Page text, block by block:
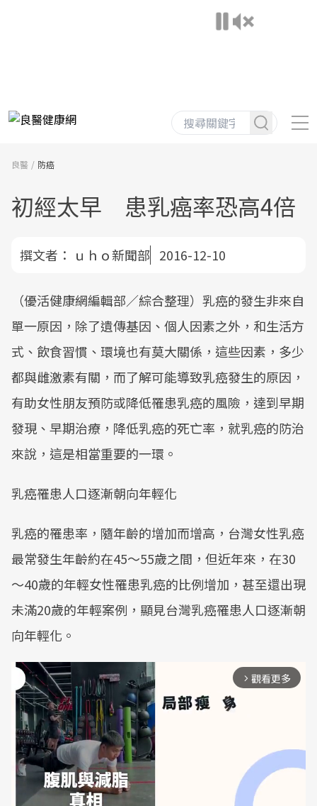
良醫 防癌
初經太早 患乳癌率恐高4倍
撰文者： ｕｈｏ新聞部 2016-12-10
（優活健康網編輯部／綜合整理）乳癌的發生非來自
單一原因，除了遺傳基因、個人因素之外，和生活方
式、飲食習慣、環境也有莫大關係，這些因素，多少
都與雌激素有關，而了解可能導致乳癌發生的原因，
有助女性朋友預防或降低罹患乳癌的風險，達到早期
發現、早期治療，降低乳癌的死亡率，就乳癌的防治
來說，這是相當重要的一環。
乳癌罹患人口逐漸朝向年輕化
乳癌的罹患率，隨年齡的增加而增高，台灣女性乳癌
最常發生年齡約在45～55歲之間，但近年來，在30
～40歲的年輕女性罹患乳癌的比例增加，甚至還出現
未滿20歲的年輕案例，顯見台灣乳癌罹患人口逐漸朝
向年輕化。
arrow_forward_ios 觀看更多